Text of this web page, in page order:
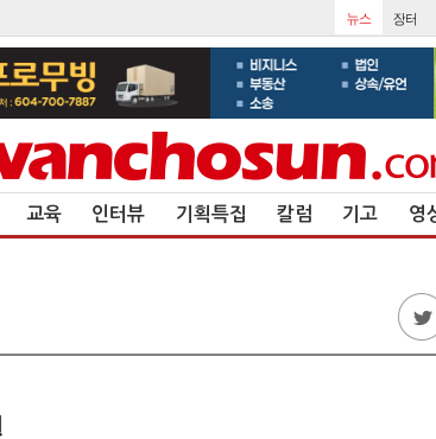
교육 인터뷰 기획특집 칼럼 기고 영